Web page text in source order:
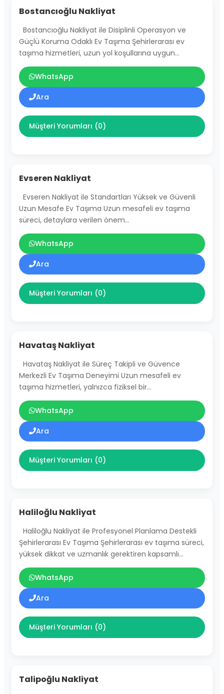
Bostancıoğlu Nakliyat
Bostancıoğlu Nakliyat ile Disiplinli Operasyon ve
Güçlü Koruma Odaklı Ev Taşıma Şehirlerarası ev
taşıma hizmetleri, uzun yol koşullarına uygun…
WhatsApp
Ara
Müşteri Yorumları (0)
Evseren Nakliyat
Evseren Nakliyat ile Standartları Yüksek ve Güvenli
Uzun Mesafe Ev Taşıma Uzun mesafeli ev taşıma
süreci, detaylara verilen önem…
WhatsApp
Ara
Müşteri Yorumları (0)
Havataş Nakliyat
Havataş Nakliyat ile Süreç Takipli ve Güvence
Merkezli Ev Taşıma Deneyimi Uzun mesafeli ev
taşıma hizmetleri, yalnızca fiziksel bir…
WhatsApp
Ara
Müşteri Yorumları (0)
Haliloğlu Nakliyat
Haliloğlu Nakliyat ile Profesyonel Planlama Destekli
Şehirlerarası Ev Taşıma Şehirlerarası ev taşıma süreci,
yüksek dikkat ve uzmanlık gerektiren kapsamlı…
WhatsApp
Ara
Müşteri Yorumları (0)
Talipoğlu Nakliyat